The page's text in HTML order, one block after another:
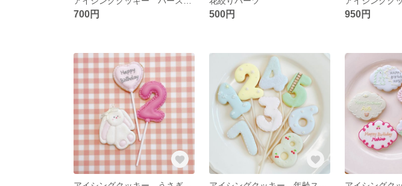
700円 500円 950円